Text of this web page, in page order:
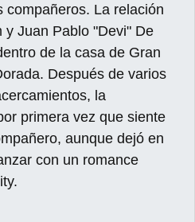
compañeros. La relación
y Juan Pablo "Devi" De
de la casa de Gran
Después de varios
la
primera vez que siente
aunque dejó en
con un romance